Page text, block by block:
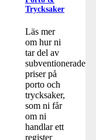
Trycksaker
Läs mer
om hur ni
tar del av
subventionerade
priser på
porto och
trycksaker,
som ni får
om ni
handlar ett
register